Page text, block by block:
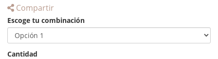
Compartir
Escoge tu combinación
Cantidad